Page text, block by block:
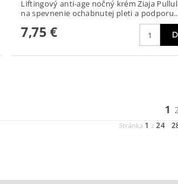
Liftingový anti-age nočný krém Ziaja
na spevnenie ochabnutej pleti a
7,75 €
1 2
Stránka 1 z24 -